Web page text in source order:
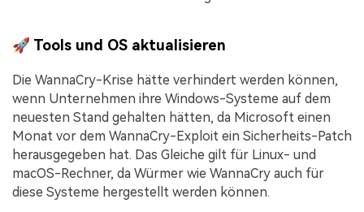
🚀 Tools und OS aktualisieren
Die WannaCry-Krise hätte verhindert werden können,
wenn Unternehmen ihre Windows-Systeme auf dem
neuesten Stand gehalten hätten, da Microsoft einen
Monat vor dem WannaCry-Exploit ein Sicherheits-Patch
herausgegeben hat. Das Gleiche gilt für Linux- und
macOS-Rechner, da Würmer wie WannaCry auch für
diese Systeme hergestellt werden können.